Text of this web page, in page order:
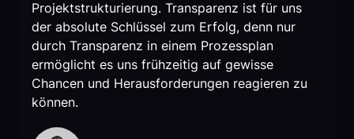
Projektstrukturierung. Transparenz ist für uns
der absolute Schlüssel zum Erfolg, denn nur
durch Transparenz in einem Prozessplan
ermöglicht es uns frühzeitig auf gewisse
Chancen und Herausforderungen reagieren zu
können.